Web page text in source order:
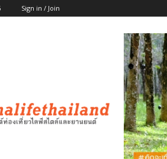
Sign in / Join